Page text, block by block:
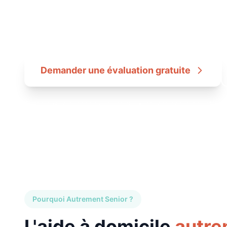
Demander une évaluation gratuite
Pourquoi Autrement Senior ?